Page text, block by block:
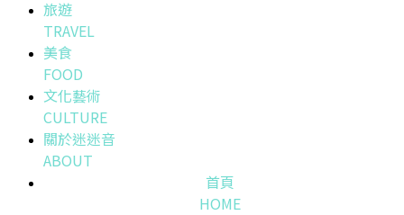
旅遊
TRAVEL
美食
FOOD
文化藝術
CULTURE
關於迷迷音
ABOUT
首頁
HOME